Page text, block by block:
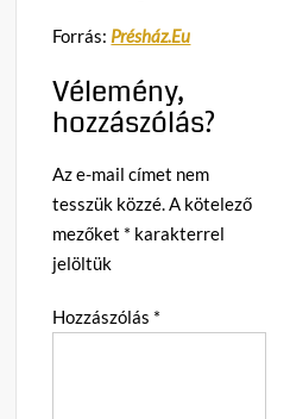
Forrás: Présház.Eu
Vélemény,
hozzászólás?
Az e-mail címet nem
tesszük közzé.A kötelező
mezőket * karakterrel
jelöltük
Hozzászólás *